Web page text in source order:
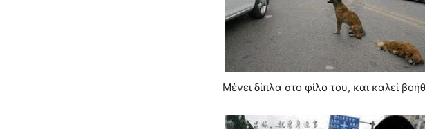
Μένει δίπλα στο φίλο του, και καλεί